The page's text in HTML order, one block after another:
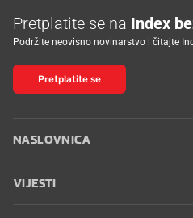
Pretplatite se na Index
Podržite neovisno novinarstvo i čitajte
Pretplatite se
NASLOVNICA
VIJESTI